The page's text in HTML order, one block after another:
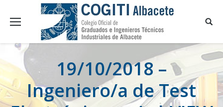
19/10/2018 –
Ingeniero/a de Test